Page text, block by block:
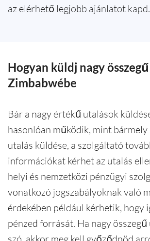
az elérhető legjobb ajánlatot kapd.
Hogyan küldj nagy
Zimbabwébe
Bár a nagy értékű utalások
hasonlóan működik, mint
utalás küldése, a szolgáltató
információkat kérhet az utalás
helyi és nemzetközi pénzügyi
vonatkozó jogszabályoknak való
érdekében például kérhetik, hogy
pénzed forrását. Ha nagy